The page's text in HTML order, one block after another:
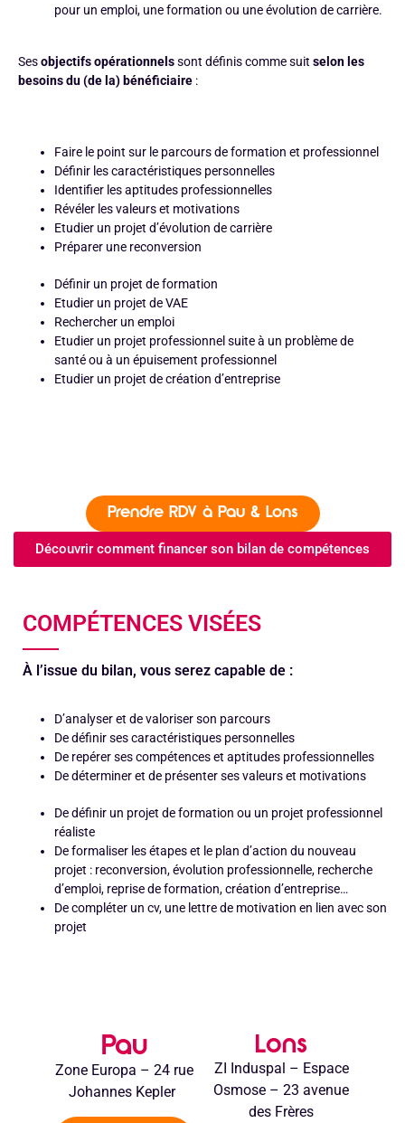
pour un emploi, une formation ou une évolution de carrière.
Sesobjectifs opérationnelssont définis comme suit selon les
besoins du (de la) bénéficiaire :
Faire le point sur le parcours de formation et professionnel
Définir les caractéristiques personnelles
Identifier les aptitudes professionnelles
Révéler les valeurs et motivations
Etudier un projet d’évolution de carrière
Préparer une reconversion
Définir un projet de formation
Etudier un projet de VAE
Rechercher un emploi
Etudier un projet professionnel suite à un problème de
santé ou à un épuisement professionnel
Etudier un projet de création d’entreprise
Prendre RDV à Pau & Lons
Découvrir comment financer son bilan de compétences
COMPÉTENCES VISÉES
À l’issue du bilan, vous serez capable de :
D’analyser et de valoriser son parcours
De définir ses caractéristiques personnelles
De repérer ses compétences et aptitudes professionnelles
De déterminer et de présenter ses valeurs et motivations
De définir un projet de formation ou un projet professionnel
réaliste
De formaliser les étapes et le plan d’action du nouveau
projet : reconversion, évolution professionnelle, recherche
d’emploi, reprise de formation, création d’entreprise…
De compléter un cv, une lettre de motivation en lien avec son
projet
Pau
Zone Europa – 24 rue
Johannes Kepler
Lons
ZI Induspal – Espace
Osmose – 23 avenue
des Frères